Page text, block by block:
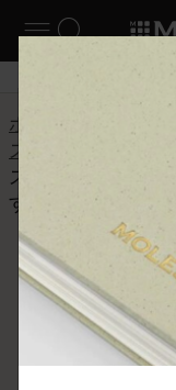
ナビゲーシ
検索 (キ
6,500
ーを閉じる
ホーム
スマートライティ
スマート ライテ
すか？
よくある質問に
スマート
は何が含ま